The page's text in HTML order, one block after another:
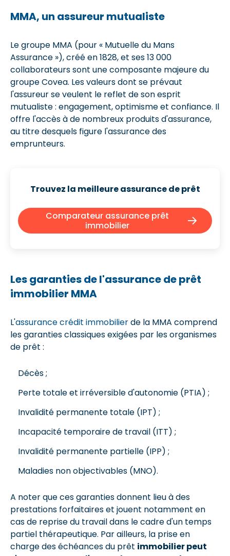
MMA, un assureur mutualiste
Le groupe MMA (pour « Mutuelle du Mans
Assurance »), créé en 1828, et ses 13 000
collaborateurs sont une composante majeure du
groupe Covea. Les valeurs dont se prévaut
l'assureur se veulent le reflet de son esprit
mutualiste : engagement, optimisme et confiance. Il
offre l'accès à de nombreux produits d'assurance,
au titre desquels figure l'assurance des
emprunteurs.
Trouvez la meilleure assurance de prêt
Comparateur assurance prêt
immobilier
Les garanties de l'assurance de prêt
immobilier MMA
L'assurance crédit immobilierde la MMA comprend
les garanties classiques exigées par les organismes
de prêt :
Décès ;
Perte totale et irréversible d'autonomie (PTIA) ;
Invalidité permanente totale (IPT) ;
Incapacité temporaire de travail (ITT) ;
Invalidité permanente partielle (IPP) ;
Maladies non objectivables (MNO).
A noter que ces garanties donnent lieu à des
prestations forfaitaires et jouent notamment en
cas de reprise du travail dans le cadre d'un temps
partiel thérapeutique. Par ailleurs, la prise en
charge des échéances du prêt immobilier peut